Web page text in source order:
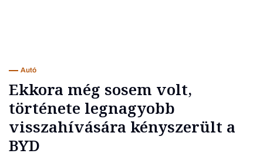
Autó
Ekkora még sosem volt,
története legnagyobb
visszahívására kényszerült a
BYD